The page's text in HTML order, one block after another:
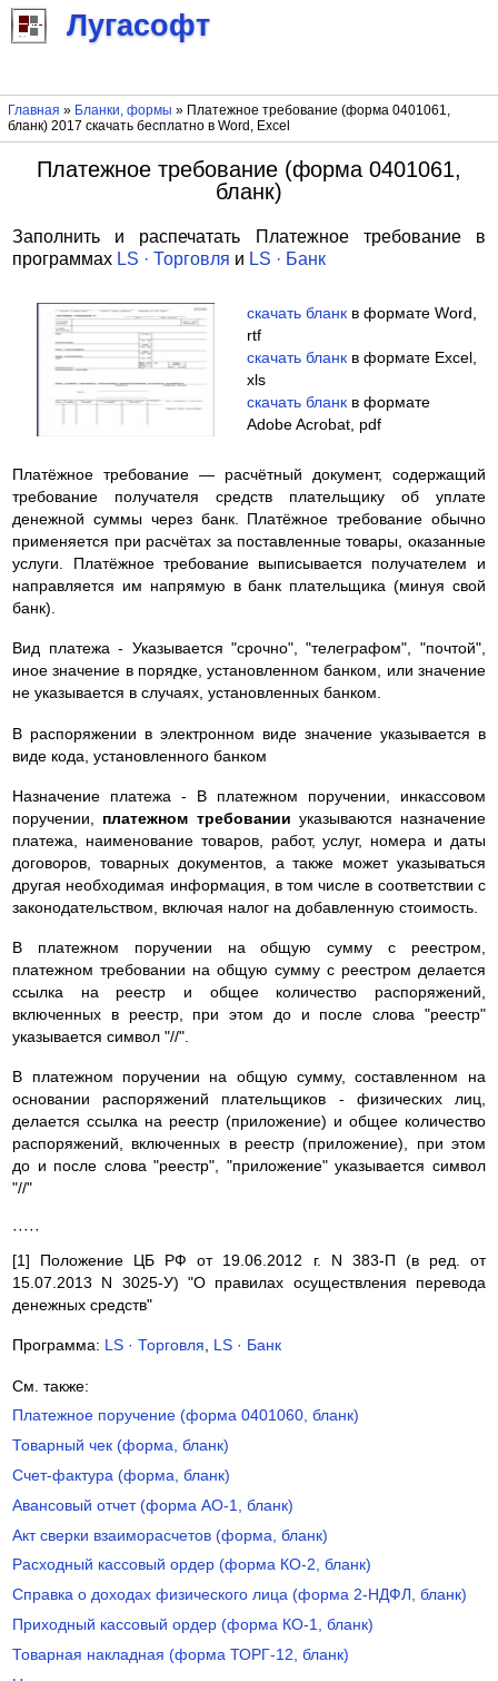
Лугасофт
Главная » Бланки, формы » Платежное требование (форма 0401061,
бланк) 2017 скачать бесплатно в Word, Excel
Платежное требование (форма 0401061,
бланк)
Заполнить и распечатать Платежное требование в
программах LS · Торговля и LS · Банк
скачать бланкв формате Word,
rtf
скачать бланкв формате Excel,
xls
скачать бланкв формате
Adobe Acrobat, pdf
Платёжное требование — расчётный документ, содержащий
требование получателя средств плательщику об уплате
денежной суммы через банк. Платёжное требование обычно
применяется при расчётах за поставленные товары, оказанные
услуги. Платёжное требование выписывается получателем и
направляется им напрямую в банк плательщика (минуя свой
банк).
Вид платежа - Указывается "срочно", "телеграфом", "почтой",
иное значение в порядке, установленном банком, или значение
не указывается в случаях, установленных банком.
В распоряжении в электронном виде значение указывается в
виде кода, установленного банком
Назначение платежа - В платежном поручении, инкассовом
поручении, платежном требовании указываются назначение
платежа, наименование товаров, работ, услуг, номера и даты
договоров, товарных документов, а также может указываться
другая необходимая информация, в том числе в соответствии с
законодательством, включая налог на добавленную стоимость.
В платежном поручении на общую сумму с реестром,
платежном требовании на общую сумму с реестром делается
ссылка на реестр и общее количество распоряжений,
включенных в реестр, при этом до и после слова "реестр"
указывается символ "//".
В платежном поручении на общую сумму, составленном на
основании распоряжений плательщиков - физических лиц,
делается ссылка на реестр (приложение) и общее количество
распоряжений, включенных в реестр (приложение), при этом
до и после слова "реестр", "приложение" указывается символ
"//"
·····
[1] Положение ЦБ РФ от 19.06.2012 г. N 383-П (в ред. от
15.07.2013 N 3025-У) "О правилах осуществления перевода
денежных средств"
Программа: LS · Торговля, LS · Банк
См. также:
Платежное поручение (форма 0401060, бланк)
Товарный чек (форма, бланк)
Счет-фактура (форма, бланк)
Авансовый отчет (форма АО-1, бланк)
Акт сверки взаиморасчетов (форма, бланк)
Расходный кассовый ордер (форма КО-2, бланк)
Справка о доходах физического лица (форма 2-НДФЛ, бланк)
Приходный кассовый ордер (форма КО-1, бланк)
Товарная накладная (форма ТОРГ-12, бланк)